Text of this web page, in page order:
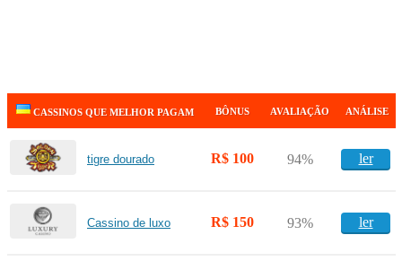
CASSINOS QUE MELHOR PAGAM BÔNUS AVALIAÇÃO ANÁLISE
tigre dourado R$ 100 94% ler
Cassino de luxo R$ 150 93% ler